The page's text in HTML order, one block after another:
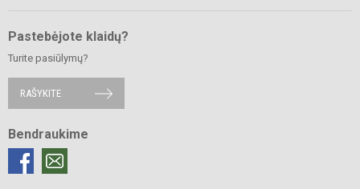
Pastebėjote klaidų?
Turite pasiūlymų?
RAŠYKITE
Bendraukime